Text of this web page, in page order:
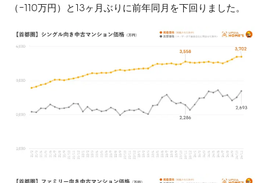
（-110万円）と13ヶ月ぶりに前年同月を下回りました。